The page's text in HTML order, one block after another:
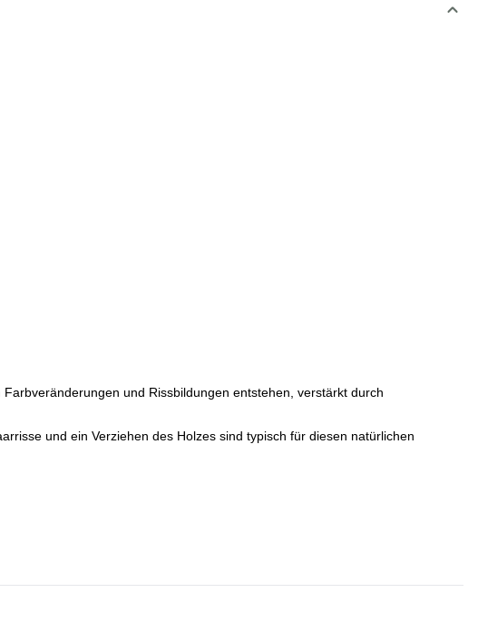
und Rissbildungen entstehen, verstärkt durch
und ein Verziehen des Holzes sind typisch für diesen natürlichen